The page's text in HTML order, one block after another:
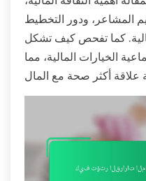
المشاعر، ودور التخطيط
كما تفحص كيف تشكل
الخيارات المالية، مما